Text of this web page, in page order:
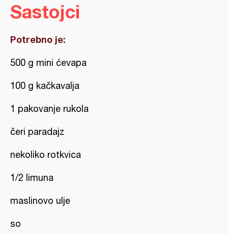
Sastojci
Potrebno je:
500 g mini ćevapa
100 g kačkavalja
1 pakovanje rukola
čeri paradajz
nekoliko rotkvica
1/2 limuna
maslinovo ulje
so